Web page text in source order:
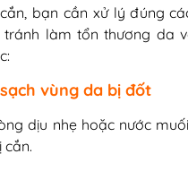
bạn cần xử lý đúng
tránh làm tổn thương da
vùng da bị đốt
dịu nhẹ hoặc nước
cắn.